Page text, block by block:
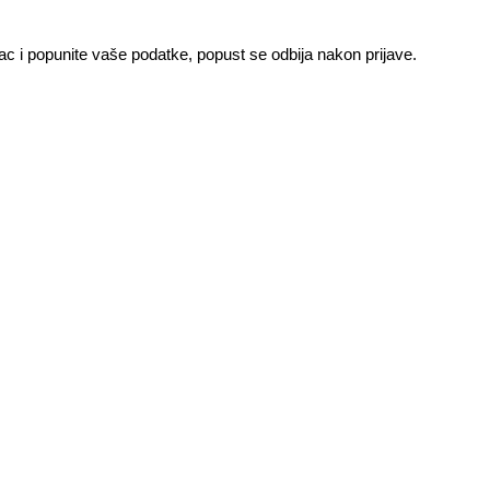
i popunite vaše podatke, popust se odbija nakon prijave.